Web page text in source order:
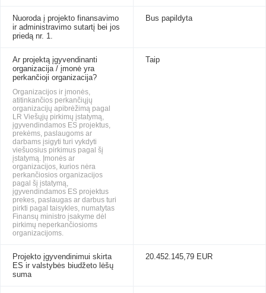
Nuoroda į projekto finansavimo
ir administravimo sutartį bei jos
priedą nr. 1.
Bus papildyta
Ar projektą įgyvendinanti
organizacija / įmonė yra
perkančioji organizacija?
Organizacijos ir įmonės,
atitinkančios perkančiųjų
organizacijų apibrėžimą pagal
LR Viešųjų pirkimų įstatymą,
įgyvendindamos ES projektus,
prekėms, paslaugoms ar
darbams įsigyti turi vykdyti
viešuosius pirkimus pagal šį
įstatymą. Įmonės ar
organizacijos, kurios nėra
perkančiosios organizacijos
pagal šį įstatymą,
įgyvendindamos ES projektus
prekes, paslaugas ar darbus turi
pirkti pagal taisykles, numatytas
Finansų ministro įsakyme dėl
pirkimų neperkančiosioms
organizacijoms.
Taip
Projekto įgyvendinimui skirta
ES ir valstybės biudžeto lėšų
suma
20.452.145,79 EUR